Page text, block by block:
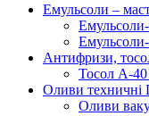
Емульсоли –
Антифризи,
Тосол А-40
Оливи
Оливи